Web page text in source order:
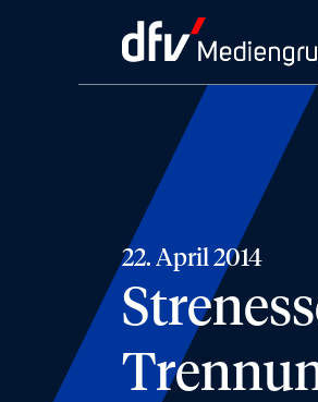
22. April 2014